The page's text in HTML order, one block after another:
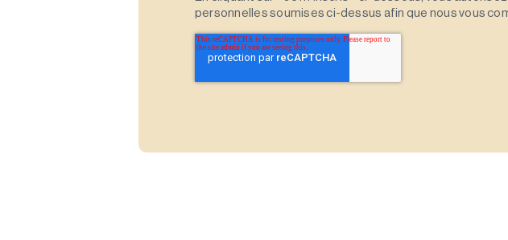
personnelles soumises ci-dessus afin que nous vous